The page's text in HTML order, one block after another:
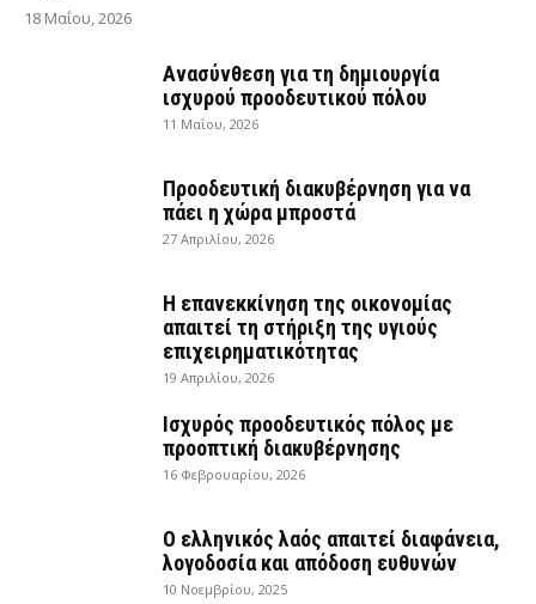
18 Μαΐου, 2026
Ανασύνθεση για τη δημιουργία
ισχυρού προοδευτικού πόλου
11 Μαΐου, 2026
Προοδευτική διακυβέρνηση για να
πάει η χώρα μπροστά
27 Απριλίου, 2026
Η επανεκκίνηση της οικονομίας
απαιτεί τη στήριξη της υγιούς
επιχειρηματικότητας
19 Απριλίου, 2026
Ισχυρός προοδευτικός πόλος με
προοπτική διακυβέρνησης
16 Φεβρουαρίου, 2026
Ο ελληνικός λαός απαιτεί διαφάνεια,
λογοδοσία και απόδοση ευθυνών
10 Νοεμβρίου, 2025